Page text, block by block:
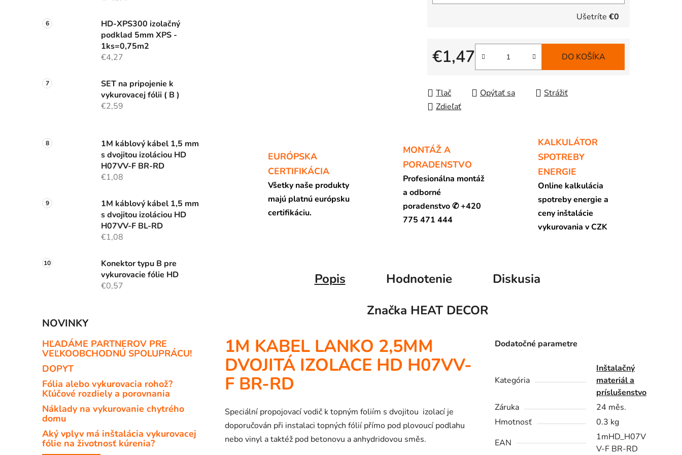
HD-XPS300 izolačný
podklad 5mm XPS -
1ks=0,75m2
€4,27
SET na pripojenie k
vykurovacej fólii ( B )
€2,59
1M káblový kábel 1,5 mm
s dvojitou izoláciou HD
H07VV-F BR-RD
€1,08
1M káblový kábel 1,5 mm
s dvojitou izoláciou HD
H07VV-F BL-RD
€1,08
Konektor typu B pre
vykurovacie fólie HD
€0,57
NOVINKY
HĽADÁME PARTNEROV PRE
VEĽKOOBCHODNÚ SPOLUPRÁCU!
DOPYT
Fólia alebo vykurovacia rohož?
Kľúčové rozdiely a porovnania
Náklady na vykurovanie chytrého
domu
Aký vplyv má inštalácia vykurovacej
fólie na životnosť kúrenia?
Ušetríte €0
€1,47
Jednotková cena:
DO KOŠÍKA
Tlač Opýtať sa
Strážiť
Zdieľať
EURÓPSKA
CERTIFIKÁCIA
Všetky naše produkty
majú platnú európsku
certifikáciu.
MONTÁŽ A
PORADENSTVO
Profesionálna montáž
a odborné
poradenstvo ✆ +420
775 471 444
KALKULÁTOR
SPOTREBY
ENERGIE
Online kalkulácia
spotreby energie a
ceny inštalácie
vykurovania v CZK
Popis Hodnotenie
Diskusia
Značka HEAT DECOR
1M KABEL LANKO 2,5MM
DVOJITÁ IZOLACE HD H07VV-
F BR-RD
Speciální propojovací vodič k topným foliím s dvojitou izolací je
doporučován při instalaci topných fólií přímo pod plovoucí podlahu
nebo vinyl a taktéž pod betonovu a anhydridovou směs.
Dodatočné parametre
Kategória
Inštalačný
materiál a
príslušenstvo
Záruka
24 měs.
Hmotnosť
0.3 kg
EAN
1mHD_H07V
V-F BR-RD